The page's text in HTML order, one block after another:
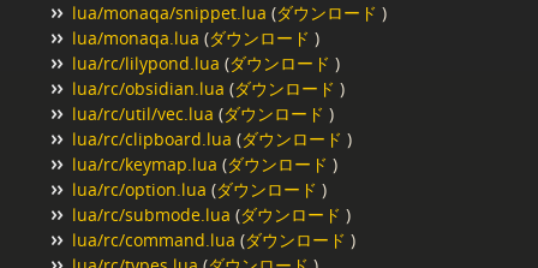
lua/monaqa/snippet.lua (ダウンロード )
lua/monaqa.lua (ダウンロード )
lua/rc/lilypond.lua (ダウンロード )
lua/rc/obsidian.lua (ダウンロード )
lua/rc/util/vec.lua (ダウンロード )
lua/rc/clipboard.lua (ダウンロード )
lua/rc/keymap.lua (ダウンロード )
lua/rc/option.lua (ダウンロード )
lua/rc/submode.lua (ダウンロード )
lua/rc/command.lua (ダウンロード )